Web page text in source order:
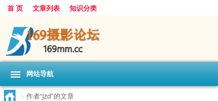
首 页 文章列表 知识分类
网站导航
> 作者“jzd”的文章